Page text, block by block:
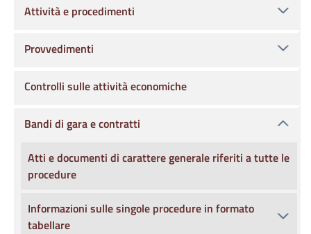
Attività e procedimenti
Provvedimenti
Controlli sulle attività economiche
Bandi di gara e contratti
Atti e documenti di carattere generale riferiti a tutte le
procedure
Informazioni sulle singole procedure in formato
tabellare